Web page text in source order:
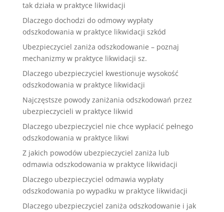
tak działa w praktyce likwidacji
Dlaczego dochodzi do odmowy wypłaty
odszkodowania w praktyce likwidacji szkód
Ubezpieczyciel zaniża odszkodowanie – poznaj
mechanizmy w praktyce likwidacji sz.
Dlaczego ubezpieczyciel kwestionuje wysokość
odszkodowania w praktyce likwidacji
Najczęstsze powody zaniżania odszkodowań przez
ubezpieczycieli w praktyce likwid
Dlaczego ubezpieczyciel nie chce wypłacić pełnego
odszkodowania w praktyce likwi
Z jakich powodów ubezpieczyciel zaniża lub
odmawia odszkodowania w praktyce likwidacji
Dlaczego ubezpieczyciel odmawia wypłaty
odszkodowania po wypadku w praktyce likwidacji
Dlaczego ubezpieczyciel zaniża odszkodowanie i jak